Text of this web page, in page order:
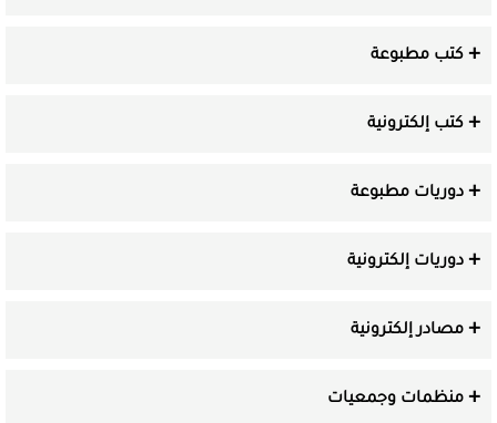
كتب مطبوعة
كتب إلكترونية
دوريات مطبوعة
دوريات إلكترونية
مصادر إلكترونية
منظمات وجمعيات